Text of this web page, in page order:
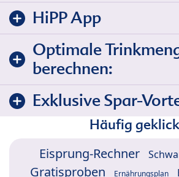
HiPP App
Optimale
berechnen:
Exklusive Spar-
Häufig
Eisprung-Rechner
Gratisproben Ernährungsplan